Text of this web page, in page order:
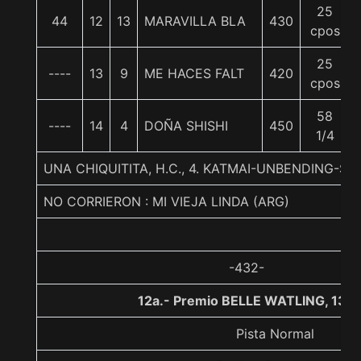
44 12 13 MARAVILLA BLA 430
25
cpos
---- 13 9 ME HACES FALT 420
25
cpos
---- 14 4 DOÑA SHISHI 450
58
1/4
UNA CHIQUITITA, H.C., 4. KATMAI-UNBENDING-
NO CORRIERON : MI VIEJA LINDA (ARG)
-432-
12a.- Premio BELLE WATLING,
Pista Normal